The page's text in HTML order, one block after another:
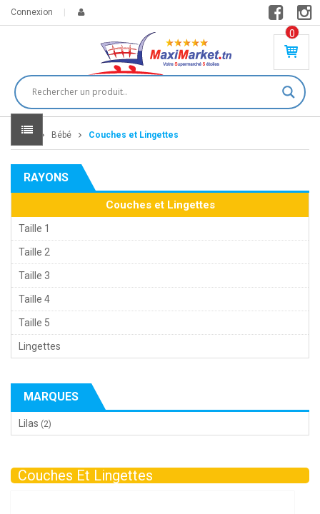
Connexion
0
PR
DU
IT(
S)
DT
Home Bébé Couches et Lingettes
RAYONS
Couches et Lingettes
Taille 1
Taille 2
Taille 3
Taille 4
Taille 5
Lingettes
MARQUES
Lilas (2)
Couches Et Lingettes